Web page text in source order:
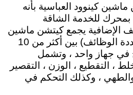
كينوود العباسية بأنه
بمحرك للخدمة الشاقة
الإضافية يجمع كيتشن ماشين
كينوود (آلة المطبخ متعددة الوظائف) بين أكثر من 10
في جهاز واحد ، وتشمل
، التقطيع ، الوزن ، التقصير
، وكذلك التحكم في